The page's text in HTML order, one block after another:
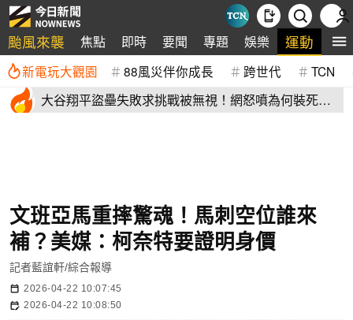
颱風來襲 焦點 即時 要聞 專題 娛樂 運動 全
新電玩大觀園 88風災伴你成長 跨世代 TCN
大谷翔平盜壘失敗求挑戰被無視！網怒噴為何裝死？
文班亞馬重摔驚魂！馬刺空位誰來
補？美媒：柯奈特要證明身價
記者藍誼軒/綜合報導
2026-04-22 10:07:45
2026-04-22 10:08:50